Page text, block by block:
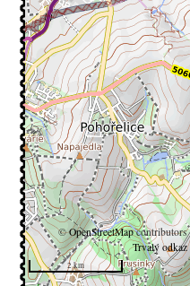
©OpenStreetMapcontributors
Trvalý odkaz
2 km